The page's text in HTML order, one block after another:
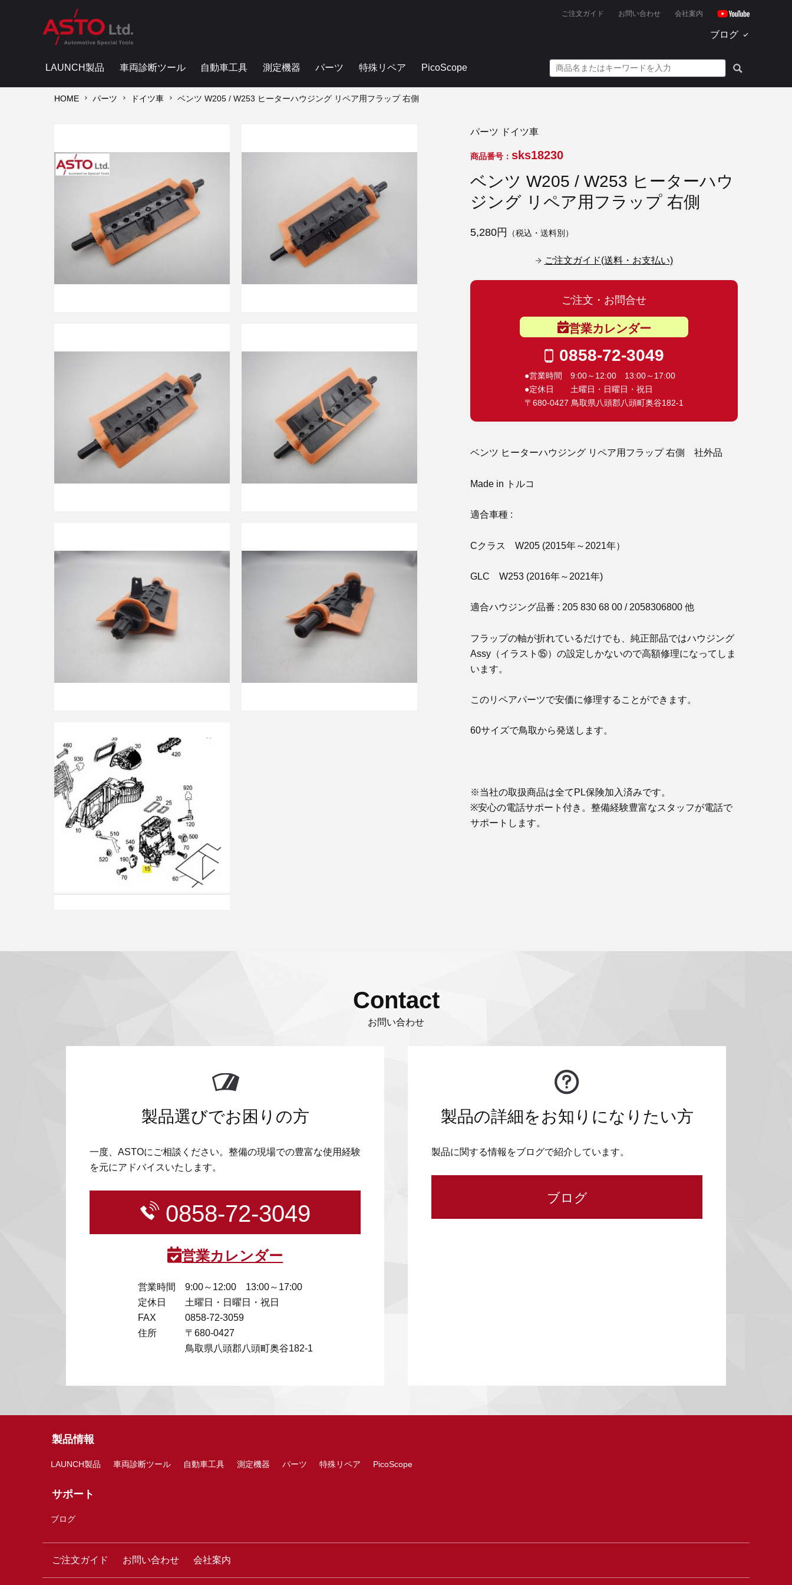
ご注文ガイド お問い合わせ 会社案内
ブログ
LAUNCH製品 車両診断ツール 自動車工具 測定機器 パーツ 特殊リペア PicoScope
HOME パーツ ドイツ車 ベンツ W205 / W253 ヒーターハウジング リペア用フラップ 右側
パーツ ドイツ車
商品番号： sks18230
ベンツ W205 / W253 ヒーターハウ
ジング リペア用フラップ 右側
5,280円 （税込・送料別）
ご注文ガイド(送料・お支払い)
ご注文・お問合せ
営業カレンダー
0858-72-3049
●営業時間 9:00～12:00 13:00～17:00
●定休日 土曜日・日曜日・祝日
〒680-0427 鳥取県八頭郡八頭町奥谷182-1
ベンツ ヒーターハウジング リペア用フラップ 右側 社外品
Made in トルコ
適合車種 :
Cクラス W205 (2015年～2021年）
GLC W253 (2016年～2021年)
適合ハウジング品番 : 205 830 68 00 / 2058306800 他
フラップの軸が折れているだけでも、純正部品ではハウジング
Assy（イラスト⑮）の設定しかないので高額修理になってしま
います。
このリペアパーツで安価に修理することができます。
60サイズで鳥取から発送します。
※当社の取扱商品は全てPL保険加入済みです。
※安心の電話サポート付き。整備経験豊富なスタッフが電話で
サポートします。
Contact
お問い合わせ
製品選びでお困りの方
一度、ASTOにご相談ください。整備の現場での豊富な使用経験
を元にアドバイスいたします。
0858-72-3049
営業カレンダー
営業時間
9:00～12:00 13:00～17:00
定休日
土曜日・日曜日・祝日
FAX
0858-72-3059
住所
〒680-0427
鳥取県八頭郡八頭町奥谷182-1
製品の詳細をお知りになりたい方
製品に関する情報をブログで紹介しています。
ブログ
製品情報
LAUNCH製品 車両診断ツール 自動車工具 測定機器 パーツ 特殊リペア PicoScope
サポート
ブログ
ご注文ガイド お問い合わせ 会社案内